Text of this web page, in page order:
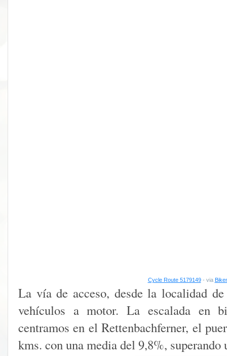
Cycle Route 5179149- via
La vía de acceso, desde la localidad
vehículos a motor. La escalada en
centramos en el Rettenbachferner, el
kms. con una media del 9,8%, superando